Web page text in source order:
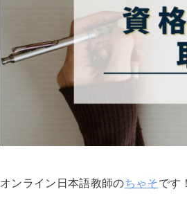
オンライン日本語教師のちゃそです